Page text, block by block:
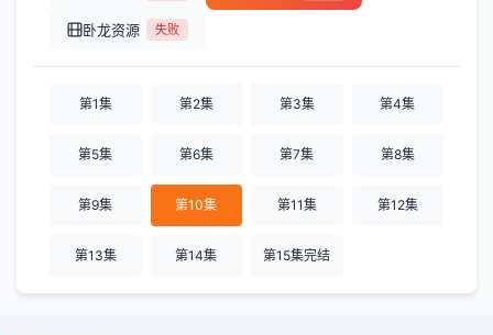
卧龙资源 失败
第1集 第2集 第3集 第4集
第5集 第6集 第7集 第8集
第9集 第10集 第11集 第12集
第13集 第14集 第15集完结